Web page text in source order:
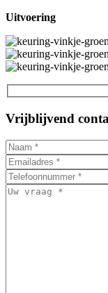
Uitvoering
Vrijblijvend